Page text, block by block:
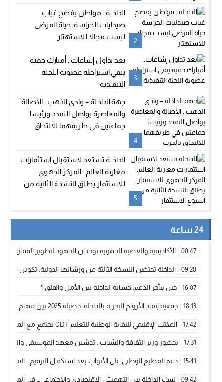
2
الداخلة.. مواطن يفضح غياب
صيدليات الحراسة: حياة المرضى
ليست مجالا للاستهتار
3
بعد تداول إشاعات.. أمبارك حمية
ينفي اشتراطه عضوية اللجنة
التنفيذية
4
جهة الداخلة – وادي الذهب.. الأصالة
والمعاصرة يواصل التمدد ورئيسا
جماعتين في طريقهما للالتحاق
5
الداخلة تستعد لاستقبال استثمارات
مغاربة العالم.. المركز الجهوي
للاستثمار يطلق النسخة الثانية من
24 ساعة
00:47 الأكاديمية والعصبة الجهوية توحدان الجهود لتطوير الممارسة
09:20 الداخلة تحتضن النسخة الثالثة من ورشاتها الدولية: تكوين
16:07 حين يتأخر الدعم: كسابة الداخلة بين الأمل والقلق ؟
18:13 جمعية إنقاذ الأرواح البحرية بالداخلة: حصيلة 2025 بين مهام الإنقاذ ومشروع “دار البحار”
17:42 المكتب الإقليمي للنقابة الوطنية للتعليم CDT يجتمع مع المدير الإقليمي لمناقشة ملفات جوهرية لنساء ورجال التعليم
17:31 بحضور وزير الثقافة والشباب.. تدشين معهد الموسيقى والفنون
15:41 دعم القطيع الوطني على الأبواب بعد استكمال الترقيم…
09:42 نساء الداخلة بين التهميش الاقتصادي والاجتماعي… في المؤسسات